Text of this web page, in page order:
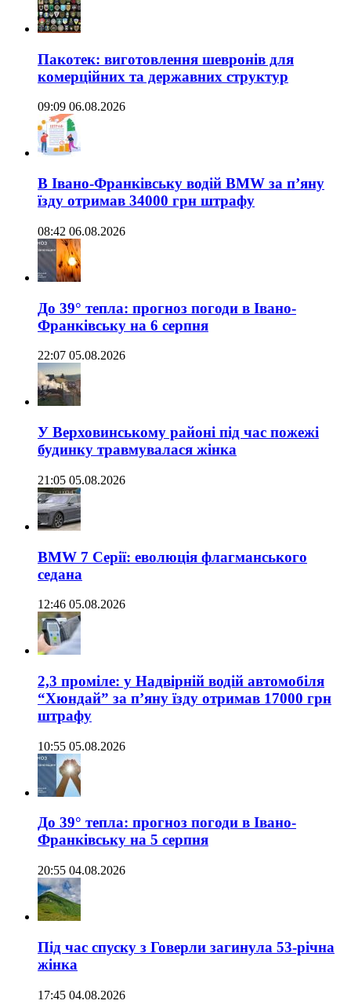
Пакотек: виготовлення шевронів для
комерційних та державних структур
09:09 06.08.2026
В Івано-Франківську водій BMW за п’яну
їзду отримав 34000 грн штрафу
08:42 06.08.2026
До 39° тепла: прогноз погоди в Івано-
Франківську на 6 серпня
22:07 05.08.2026
У Верховинському районі під час пожежі
будинку травмувалася жінка
21:05 05.08.2026
BMW 7 Серії: еволюція флагманського
седана
12:46 05.08.2026
2,3 проміле: у Надвірній водій автомобіля
“Хюндай” за п’яну їзду отримав 17000 грн
штрафу
10:55 05.08.2026
До 39° тепла: прогноз погоди в Івано-
Франківську на 5 серпня
20:55 04.08.2026
Під час спуску з Говерли загинула 53-річна
жінка
17:45 04.08.2026